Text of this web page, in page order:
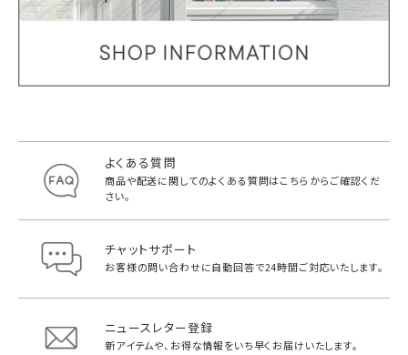
よくある質問
商品や配送に関してのよくある質問はこちらからご確認くだ
さい。
チャットサポート
お客様の問い合わせに自動回答で24時間ご対応いたします。
ニュースレター登録
新アイテムや、お得な情報をいち早く お届けいたします。